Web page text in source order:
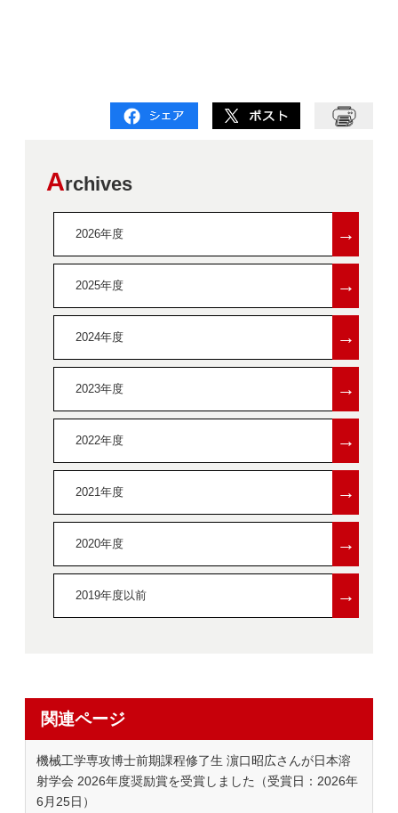
Archives
2026年度 →
2025年度 →
2024年度 →
2023年度 →
2022年度 →
2021年度 →
2020年度 →
2019年度以前 →
関連ページ
機械工学専攻博士前期課程修了生 濵口昭広さんが日本溶
射学会 2026年度奨励賞を受賞しました（受賞日：2026年
6月25日）